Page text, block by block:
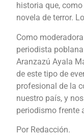
historia que,
novela de terror.
Como
periodista
Aranzazú Ayala
de este tipo de
profesional de la
nuestro país, y
periodismo frente
Por Redacción.